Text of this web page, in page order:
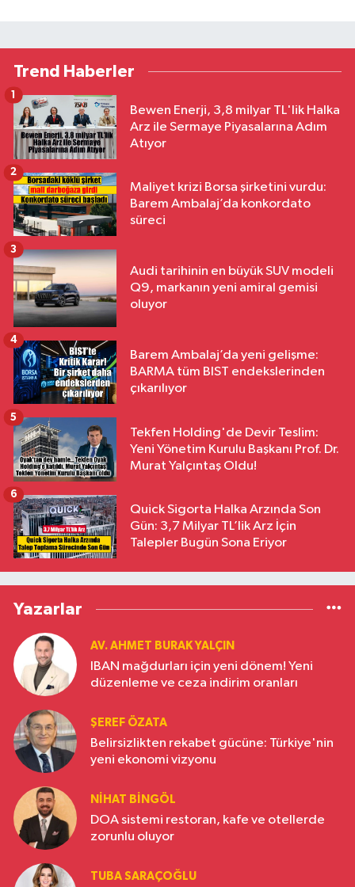
Trend Haberler
Bewen Enerji, 3,8 milyar TL'lik Halka
Arz ile Sermaye Piyasalarına Adım
Atıyor
1
Maliyet krizi Borsa şirketini vurdu:
Barem Ambalaj’da konkordato
süreci
2
Audi tarihinin en büyük SUV modeli
Q9, markanın yeni amiral gemisi
oluyor
3
Barem Ambalaj’da yeni gelişme:
BARMA tüm BIST endekslerinden
çıkarılıyor
4
Tekfen Holding'de Devir Teslim:
Yeni Yönetim Kurulu Başkanı Prof. Dr.
Murat Yalçıntaş Oldu!
5
Quick Sigorta Halka Arzında Son
Gün: 3,7 Milyar TL’lik Arz İçin
Talepler Bugün Sona Eriyor
6
Yazarlar
AV. AHMET BURAK YALÇIN
IBAN mağdurları için yeni dönem! Yeni
düzenleme ve ceza indirim oranları
ŞEREF ÖZATA
Belirsizlikten rekabet gücüne: Türkiye'nin
yeni ekonomi vizyonu
NIHAT BINGÖL
DOA sistemi restoran, kafe ve otellerde
zorunlu oluyor
TUBA SARAÇOĞLU